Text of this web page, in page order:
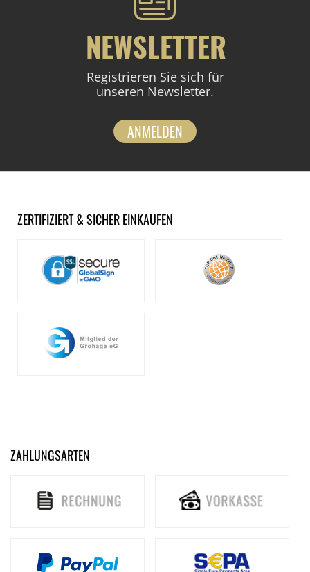
NEWSLETTER
Registrieren Sie sich für
unseren Newsletter.
ANMELDEN
ZERTIFIZIERT & SICHER EINKAUFEN
ZAHLUNGSARTEN